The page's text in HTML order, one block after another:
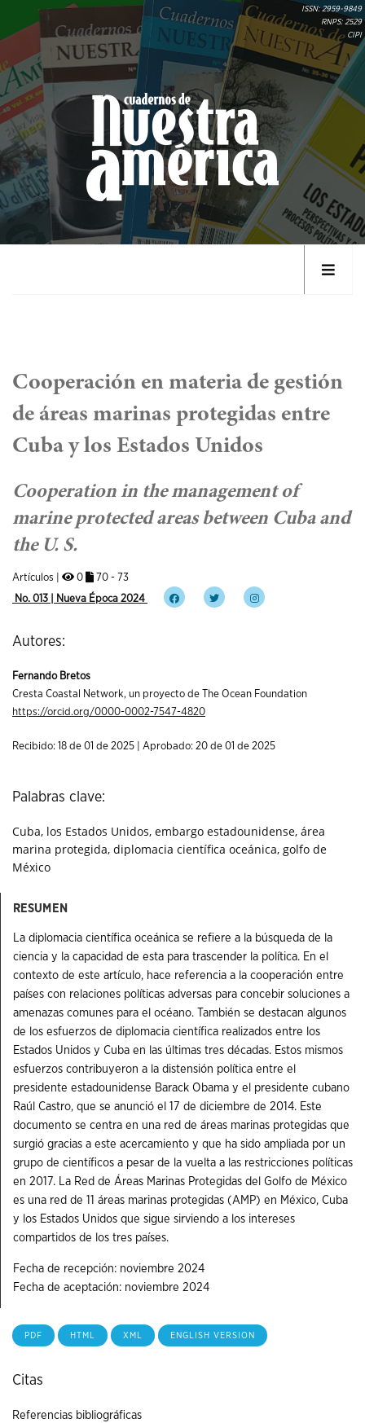
ISSN: 2959-9849
RNPS: 2529
CIPI
Cooperación en materia de gestión
de áreas marinas protegidas entre
Cuba y los Estados Unidos
Cooperation in the management of
marine protected areas between Cuba and
the U. S.
Artículos | 0
70 - 73
No. 013 | Nueva Época 2024
Autores:
Fernando Bretos
Cresta Coastal Network, un proyecto de The Ocean Foundation
https://orcid.org/0000-0002-7547-4820
Recibido: 18 de 01 de 2025 | Aprobado: 20 de 01 de 2025
Palabras clave:
Cuba, los Estados Unidos, embargo estadounidense, área
marina protegida, diplomacia científica oceánica, golfo de
México
RESUMEN
La diplomacia científica oceánica se refiere a la búsqueda de la
ciencia y la capacidad de esta para trascender la política. En el
contexto de este artículo, hace referencia a la cooperación entre
países con relaciones políticas adversas para concebir soluciones a
amenazas comunes para el océano. También se destacan algunos
de los esfuerzos de diplomacia científica realizados entre los
Estados Unidos y Cuba en las últimas tres décadas. Estos mismos
esfuerzos contribuyeron a la distensión política entre el
presidente estadounidense Barack Obama y el presidente cubano
Raúl Castro, que se anunció el 17 de diciembre de 2014. Este
documento se centra en una red de áreas marinas protegidas que
surgió gracias a este acercamiento y que ha sido ampliada por un
grupo de científicos a pesar de la vuelta a las restricciones políticas
en 2017. La Red de Áreas Marinas Protegidas del Golfo de México
es una red de 11 áreas marinas protegidas (AMP) en México, Cuba
y los Estados Unidos que sigue sirviendo a los intereses
compartidos de los tres países.
Fecha de recepción: noviembre 2024
Fecha de aceptación: noviembre 2024
PDF HTML XML ENGLISH VERSION
Citas
Referencias bibliográficas